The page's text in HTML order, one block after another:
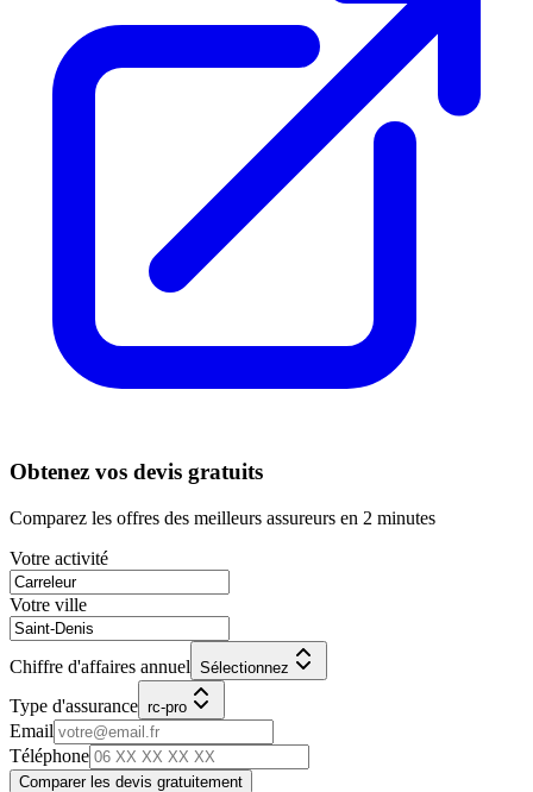
Obtenez vos devis gratuits
Comparez les offres des meilleurs assureurs en 2 minutes
Votre activité
Votre ville
Chiffre d'affaires annuel Sélectionnez
Type d'assurance rc-pro
Email
Téléphone
Comparer les devis gratuitement